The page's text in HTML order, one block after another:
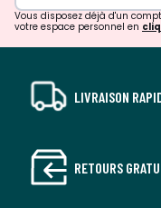
Vous disposez déjà d'un
votre espace personnel en
LIVRAISON
RETOURS